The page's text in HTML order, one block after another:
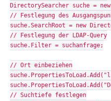
DirectorySearcher suche =
// Festlegung des
suche.SearchRoot = new
// Festlegung der LDAP-Query
suche.Filter = suchanfrage;
// Ort einbeziehen
// Suchtiefe festlegen